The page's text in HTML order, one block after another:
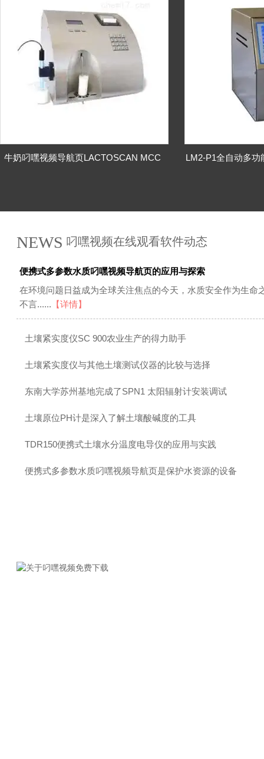
牛奶叼嘿视频导航页LACTOSCAN MCC LM2-P1全自动多
NEWS 叼嘿视频在线观看软件动态
便携式多参数水质叼嘿视频导航页的应用与探索
在环境问题日益成为全球关注焦点的今天，水质安全作为生命之
不言...... 【详情】
土壤紧实度仪SC 900农业生产的得力助手
土壤紧实度仪与其他土壤测试仪器的比较与选择
东南大学苏州基地完成了SPN1 太阳辐射计安装调试
土壤原位PH计是深入了解土壤酸碱度的工具
TDR150便携式土壤水分温度电导仪的应用与实践
便携式多参数水质叼嘿视频导航页是保护水资源的设备